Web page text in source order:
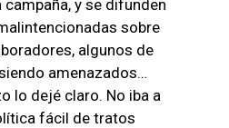
campaña, y se difunden
sobre
algunos de
amenazados…
lo dejé claro. No iba a
fácil de tratos